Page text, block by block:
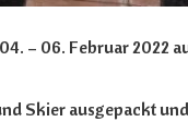
– 06. Februar 2022
Skier ausgepackt